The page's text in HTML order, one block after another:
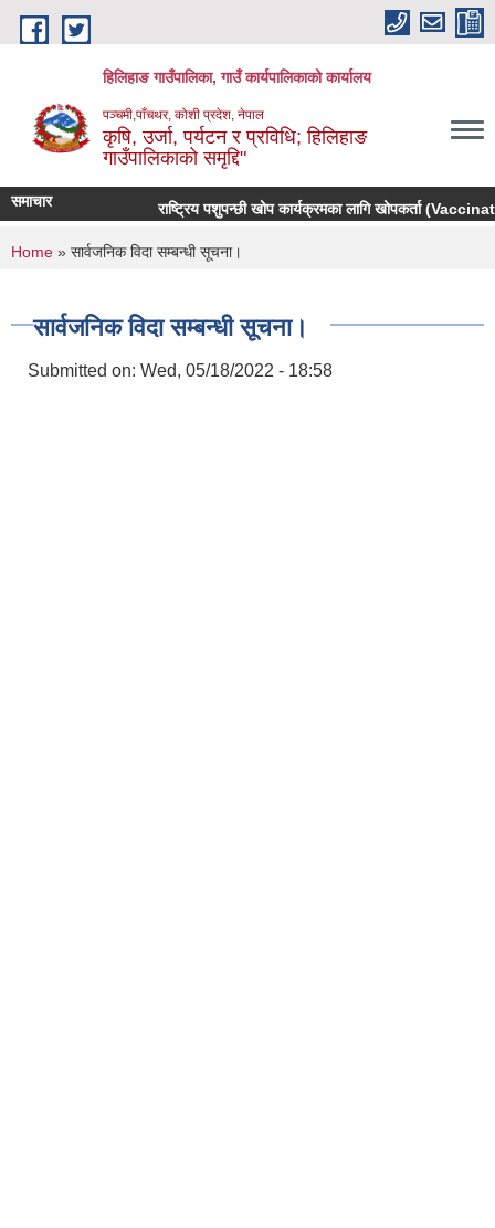
Skip to main content
हिलिहाङ गाउँपालिका, गाउँ कार्यपालिकाको कार्यालय
पञ्चमी,पाँचथर, कोशी प्रदेश, नेपाल
कृषि, उर्जा, पर्यटन र प्रविधि; हिलिहाङ
गाउँपालिकाको समृद्दि"
समाचार राष्ट्रिय पशुपन्छी खोप कार्यक्रमका लागि खोपकर्ता
You are here
Home » सार्वजनिक विदा सम्बन्धी सूचना।
सार्वजनिक विदा सम्बन्धी सूचना।
Submitted on: Wed, 05/18/2022 - 18:58